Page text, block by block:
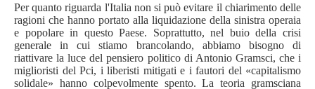
Per quanto riguarda l'Italia non si può evitare il chiarimento delle
ragioni che hanno portato alla liquidazione della sinistra operaia
e popolare in questo Paese. Soprattutto, nel buio della crisi
generale in cui stiamo brancolando, abbiamo bisogno di
riattivare la luce del pensiero politico di Antonio Gramsci, che i
miglioristi del Pci, i liberisti mitigati e i fautori del «capitalismo
solidale» hanno colpevolmente spento. La teoria gramsciana